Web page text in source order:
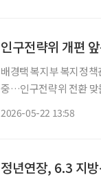
인구전략위 개편
배경택 복지부 복지정
중…인구전략위 전환 맞물려 조직개편 전망 인구
2026-05-22 13:58
정년연장, 6.3 지